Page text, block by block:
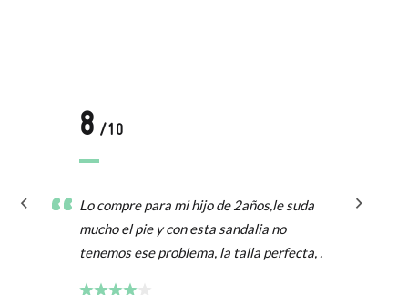
8 /10
Lo compre para mi hijo de 2años,le suda
mucho el pie y con esta sandalia no
tenemos ese problema, la talla perfecta, .